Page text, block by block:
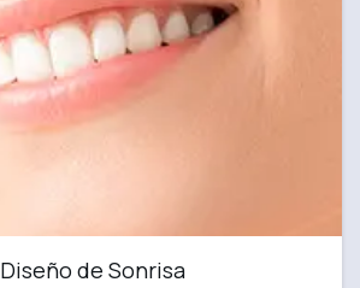
Diseño de Sonrisa